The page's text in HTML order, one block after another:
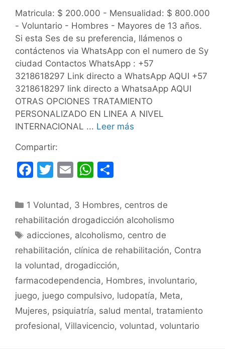
Matricula: $ 200.000 - Mensualidad: $ 800.000
- Voluntario - Hombres - Mayores de 13 años.
Si esta Ses de su preferencia, llámenos o
contáctenos via WhatsApp con el numero de Sy
ciudad Contactos WhatsApp : +57
3218618297 Link directo a WhatsApp AQUI +57
3218618297 link directo a WhatsaApp AQUI
OTRAS OPCIONES TRATAMIENTO
PERSONALIZADO EN LINEA A NIVEL
INTERNACIONAL ... Leer más
Compartir:
F
c
e
b
o
o
k
T
itt
er
E
ai
l
W
at
s
A
p
p
m
p
ar
tir
Categorías
1 Voluntad , 3 Hombres, centros de
rehabilitación drogadicción alcoholismo
Etiquetas
adicciones, alcoholismo, centro de
rehabilitación, clínica de rehabilitación, Contra
la voluntad , drogadicción,
farmacodependencia, Hombres, involuntario,
juego, juego compulsivo, ludopatía, Meta,
Mujeres, psiquiatría, salud mental, tratamiento
profesional, Villavicencio, voluntad , voluntario